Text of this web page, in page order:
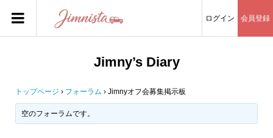
ログイン 会員登録
Jimny’s Diary
トップページ › フォーラム › Jimnyオフ会募集掲示板
空のフォーラムです。